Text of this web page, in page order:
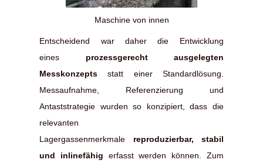
Maschine von innen
Entscheidend war daher die Entwicklung
eines prozessgerecht ausgelegten
Messkonzepts statt einer Standardlösung.
Messaufnahme, Referenzierung und
Antaststrategie wurden so konzipiert, dass die
relevanten
Lagergassenmerkmale reproduzierbar, stabil
und inlinefähig erfasst werden können. Zum